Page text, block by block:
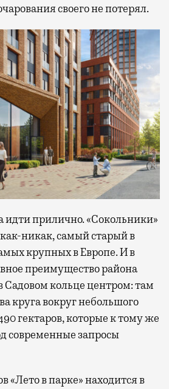
своего не потерял.
идти прилично. «Сокольники»
никак, самый старый в
крупных в Европе. И в
преимущество района
кольце центром: там
круга вокруг небольшого
гектаров, которые к тому же
современные запросы
«Лето в парке» находится в